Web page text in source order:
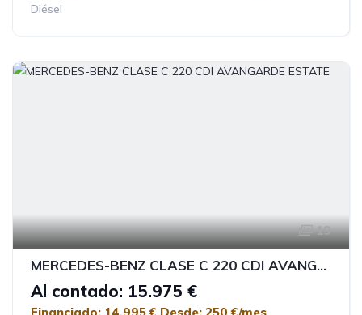
Diésel
19
MERCEDES-BENZ CLASE C 220 CDI AVANGARDE ESTATE
Al contado: 15.975 €